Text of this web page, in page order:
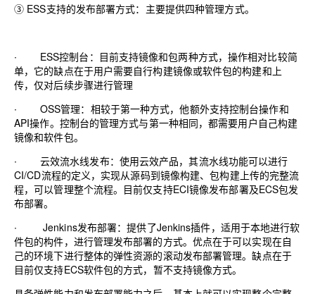
③ ESS支持的发布部署方式：主要提供四种管理方式。
∙ ESS控制台：目前支持镜像和包两种方式，操作相对比较简
单，它的缺点在于用户需要自行构建镜像或软件包的构建和上
传，仅对后续步骤进行管理
∙ OSS管理：相较于第一种方式，他额外支持控制台操作和
API操作。控制台的管理方式与第一种相同，都需要用户自己构建
镜像和软件包。
∙ 云效流水线发布：使用云效产品，其流水线功能可以进行
CI/CD流程的定义，实现从源码到镜像构建、包构建上传的完整流
程，可以管理整个流程。目前仅支持ECI镜像发布部署及ECS包发
布部署。
∙
Jenkins发布部署：提供了Jenkins插件，适用于本地进行软
件包的构件，进行管理发布部署的方式。优点在于可以实现在自
己的环境下进行整体的弹性资源的滚动发布部署管理。缺点在于
目前仅支持ECS软件包的方式，暂不支持镜像方式。